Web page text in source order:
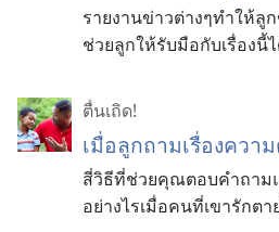
รายงานข่าวต่างๆทำให้
ช่วยลูกให้รับมือกับเรื่องนี้ไ
ตื่นเถิด!
เมื่อลูกถามเรื่องความ
สี่วิธีที่ช่วยคุณตอบคำถาม
อย่างไรเมื่อคนที่เขารักตา